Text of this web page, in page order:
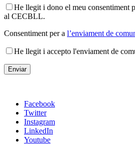
He llegit i dono el meu consentiment
al CECBLL.
Consentiment per a l’enviament de
He llegit i accepto l'enviament de
Facebook
Twitter
Instagram
LinkedIn
Youtube